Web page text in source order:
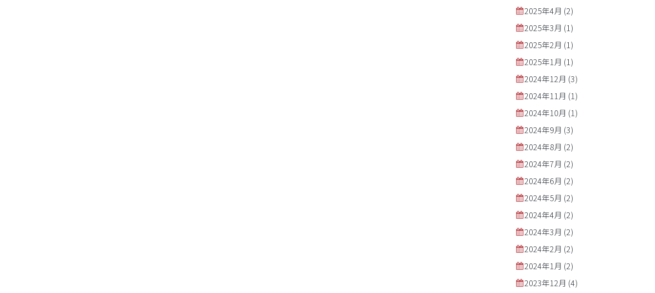
2025年4月 (2)
2025年3月 (1)
2025年2月 (1)
2025年1月 (1)
2024年12月 (3)
2024年11月 (1)
2024年10月 (1)
2024年9月 (3)
2024年8月 (2)
2024年7月 (2)
2024年6月 (2)
2024年5月 (2)
2024年4月 (2)
2024年3月 (2)
2024年2月 (2)
2024年1月 (2)
2023年12月 (4)